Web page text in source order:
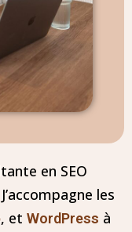
en SEO
les
, et WordPress à